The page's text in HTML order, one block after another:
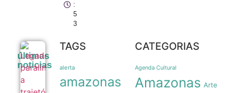
:
5
3
últimas
noticias
Legado
a trajetória
medalha do
TAGS
alerta
amazonas
CATEGORIAS
Agenda Cultural
Amazonas Arte